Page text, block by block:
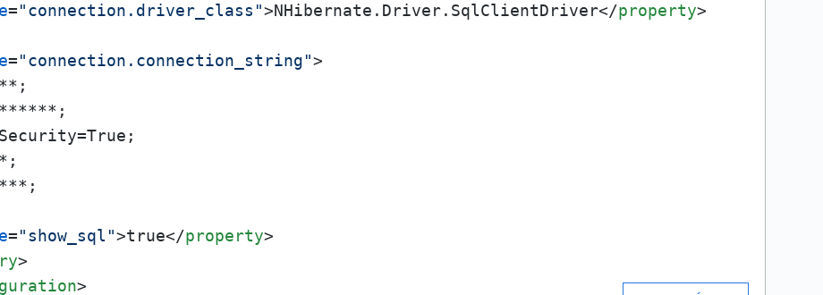
="connection.driver_class">NHibernate.Driver.SqlClientDriver</property>
="connection.connection_string">
="show_sql">true</property>
>
>